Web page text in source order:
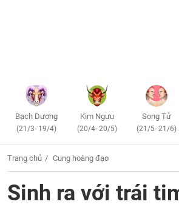
Bạch Dương
(21/3- 19/4)
Kim Ngưu
(20/4- 20/5)
Song Tử
(21/5- 21/6)
Trang chủ Cung hoàng đạo
Sinh ra với trái